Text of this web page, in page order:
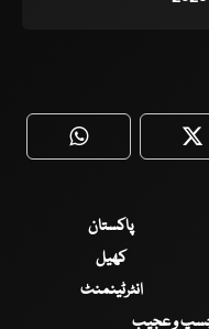
WhatsApp
پاکستان
کھیل
انٹرٹینمنٹ
و عجیب